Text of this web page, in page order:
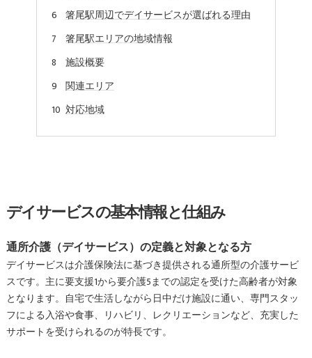
箸尾駅周辺でデイサービスが選ばれる理由
箸尾駅エリアの地域情報
施設概要
関連エリア
対応地域
デイサービスの基本情報と仕組み
通所介護（デイサービス）の定義と対象となる方
デイサービスは介護保険法に基づき提供される通所型の介護サービ
スです。主に要支援1から要介護5までの認定を受けた高齢者が対象
となります。自宅で生活しながら日中だけ施設に通い、専門スタッ
フによる入浴や食事、リハビリ、レクリエーションなど、充実した
サポートを受けられるのが特長です。